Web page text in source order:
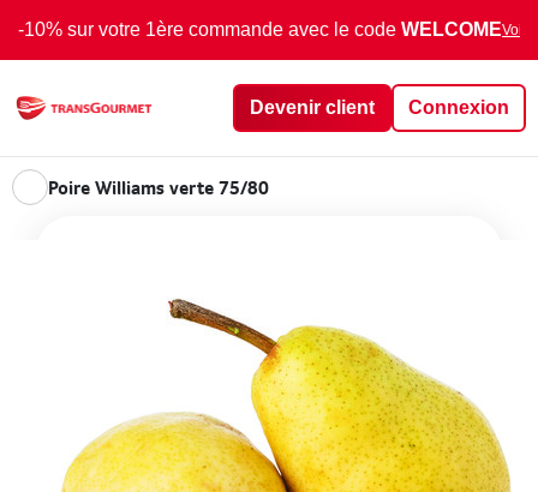
-10% sur votre 1ère commande avec le code WELCOMEVoir
Devenir client Connexion
Poire Williams verte 75/80